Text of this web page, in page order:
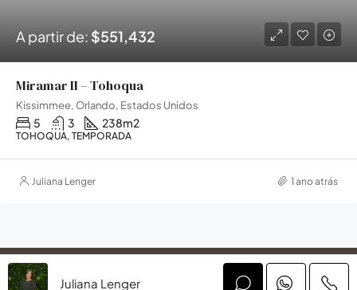
A partir de: $551,432
Miramar II – Tohoqua
Kissimmee, Orlando, Estados Unidos
5 3 238m2
TOHOQUA, TEMPORADA
Juliana Lenger 1 ano atrás
Juliana Lenger